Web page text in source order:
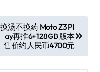
换汤不换药 Moto Z3 Pl
ay再推6+128GB 版本
售价约人民币4700元